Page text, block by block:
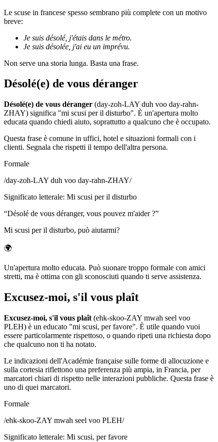
Le scuse in francese spesso sembrano più complete con un motivo
breve:
Je suis désolé, j'étais dans le métro.
Je suis désolée, j'ai eu un imprévu.
Non serve una storia lunga. Basta una frase.
Désolé(e) de vous déranger
Désolé(e) de vous déranger (day-zoh-LAY duh voo day-rahn-
ZHAY) significa "mi scusi per il disturbo". È un'apertura molto
educata quando chiedi aiuto, soprattutto a qualcuno che è occupato.
Questa frase è comune in uffici, hotel e situazioni formali con i
clienti. Segnala che rispetti il tempo dell'altra persona.
Formale
/day-zoh-LAY duh voo day-rahn-ZHAY/
Significato letterale: Mi scusi per il disturbo
“Désolé de vous déranger, vous pouvez m'aider ?”
Mi scusi per il disturbo, può aiutarmi?
🌍
Un'apertura molto educata. Può suonare troppo formale con amici
stretti, ma è ottima con gli sconosciuti quando ti serve assistenza.
Excusez-moi, s'il vous plaît
Excusez-moi, s'il vous plaît (ehk-skoo-ZAY mwah seel voo
PLEH) è un educato "mi scusi, per favore". È utile quando vuoi
essere particolarmente rispettoso, o quando ripeti una richiesta dopo
che qualcuno non ti ha notato.
Le indicazioni dell'Académie française sulle forme di allocuzione e
sulla cortesia riflettono una preferenza più ampia, in Francia, per
marcatori chiari di rispetto nelle interazioni pubbliche. Questa frase è
uno di quei marcatori.
Formale
/ehk-skoo-ZAY mwah seel voo PLEH/
Significato letterale: Mi scusi, per favore